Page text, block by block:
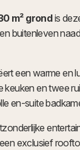
m² grondis
buitenleven
een warme en
en twee
en-suite
exclusief